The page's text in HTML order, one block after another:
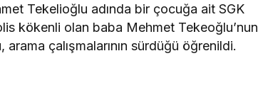
Tekelioğlu adında bir çocuğa ait SGK
kökenli olan baba Mehmet Tekeoğlu’nun
çalışmalarının sürdüğü öğrenildi.